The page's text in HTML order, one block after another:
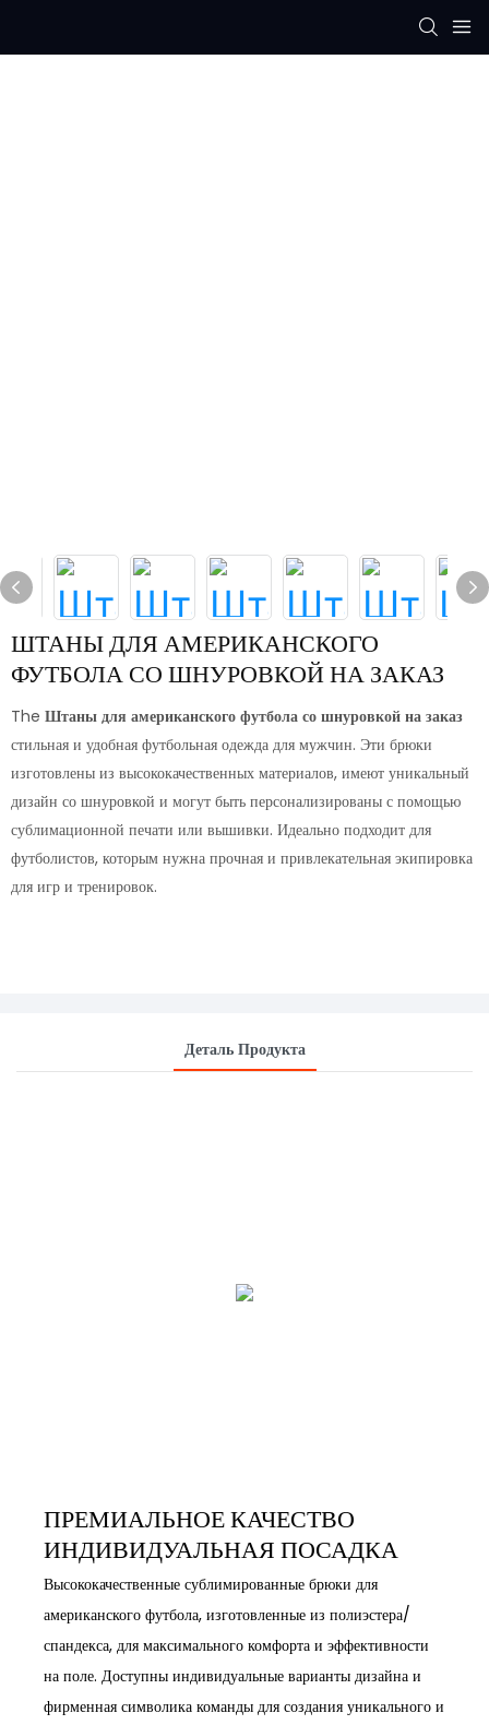
ШТАНЫ ДЛЯ АМЕРИКАНСКОГО
ФУТБОЛА СО ШНУРОВКОЙ НА ЗАКАЗ
The Штаны для американского футбола со шнуровкой на заказ
стильная и удобная футбольная одежда для мужчин. Эти брюки
изготовлены из высококачественных материалов, имеют уникальный
дизайн со шнуровкой и могут быть персонализированы с помощью
сублимационной печати или вышивки. Идеально подходит для
футболистов, которым нужна прочная и привлекательная экипировка
для игр и тренировок.
Деталь Продукта
ПРЕМИАЛЬНОЕ КАЧЕСТВО
ИНДИВИДУАЛЬНАЯ ПОСАДКА
Высококачественные сублимированные брюки для
американского футбола, изготовленные из полиэстера/
спандекса, для максимального комфорта и эффективности
на поле. Доступны индивидуальные варианты дизайна и
фирменная символика команды для создания уникального и